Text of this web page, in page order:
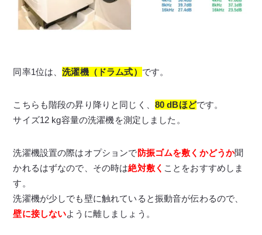
同率1位は、洗濯機（ドラム式） です。
こちらも階段の昇り降りと同じく、 80 dBほどです。
サイズ12 kg容量の洗濯機を測定しました。
洗濯機設置の際はオプションで防振ゴムを敷く かどうか聞
かれるはずなので、その時は絶対敷く ことをおすすめしま
す。
洗濯機が少しでも壁に触れていると振動音が伝わるので、
壁に接しないように離しましょう。